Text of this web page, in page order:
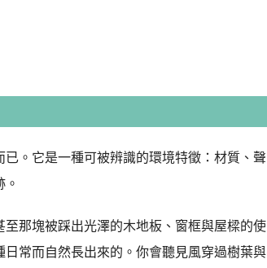
。它是一種可被辨識的環境特徵：材質、聲
那塊被踩出光澤的木地板、窗框與屋樑的使
常而自然長出來的。你會聽見風穿過樹葉與